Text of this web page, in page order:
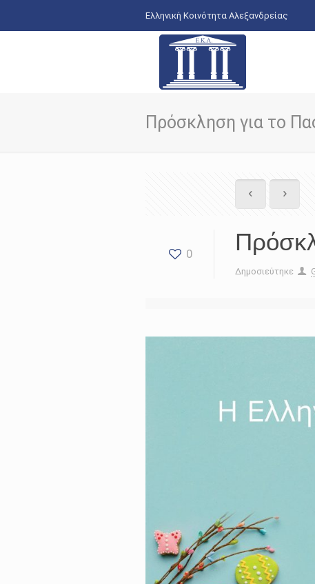
Ελληνική Κοινότητα Αλεξανδρείας
Πρόσκληση για το
0
Δημοσιεύτηκε